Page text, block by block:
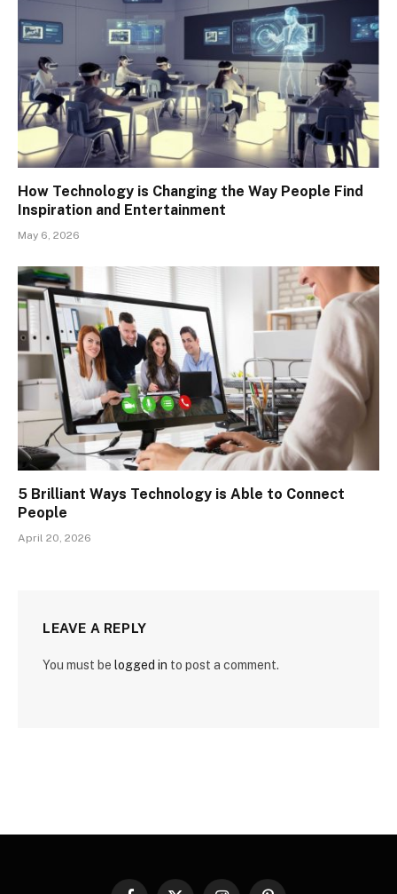
How Technology is Changing the Way People Find
Inspiration and Entertainment
May 6, 2026
5 Brilliant Ways Technology is Able to Connect
People
April 20, 2026
LEAVE A REPLY
You must be logged in to post a comment.